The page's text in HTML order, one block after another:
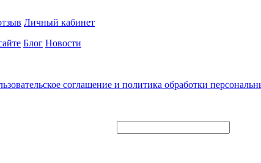
Личный кабинет
Блог Новости
соглашение и политика обработки